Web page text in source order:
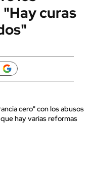
"Hay curas
cero" con los abusos
hay varias reformas